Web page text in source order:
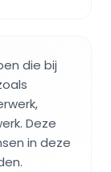
die bij
Deze
in deze